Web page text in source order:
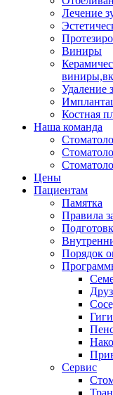
Лечение
Виниры
Удаление
Костная
Наша команда
Цены
Пациентам
Памятка
Правила
Порядок
Cервис